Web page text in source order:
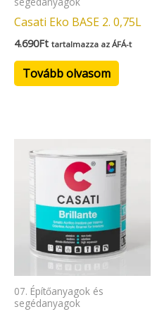
Casati Eko BASE 2. 0,75L
4.690Ft tartalmazza az ÁFÁ-t
Tovább olvasom
07. Építőanyagok és
segédanyagok